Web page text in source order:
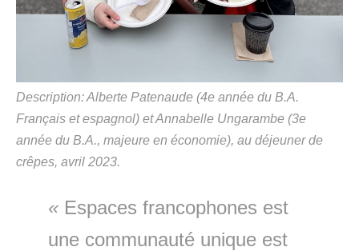
Description: Alberte Patenaude (4e année du B.A.
Français et espagnol) et Annabelle Ungarambe (3e
année du B.A., majeure en économie), au déjeuner de
crêpes, avril 2023.
« Espaces francophones est
une communauté unique est